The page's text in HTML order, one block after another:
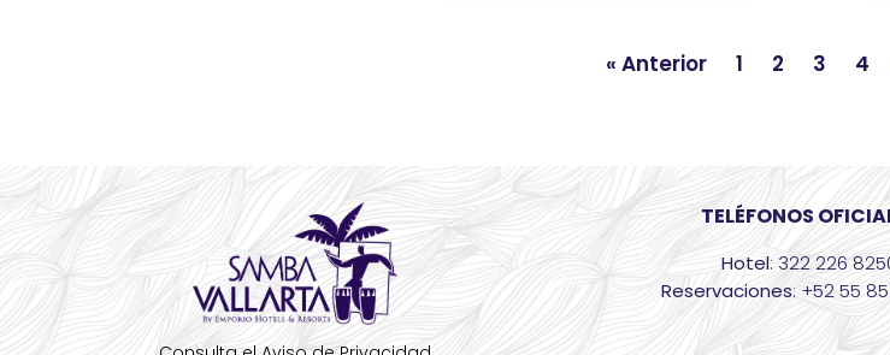
« Anterior 1 2 3 4
TELÉFONOS
Hotel: 322 226
Reservaciones: +52 55